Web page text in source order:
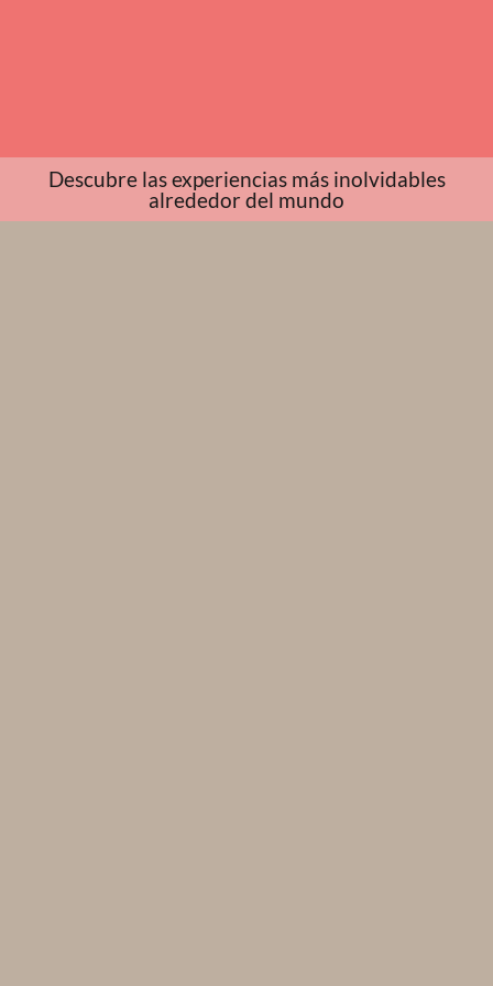
Descubre las experiencias más inolvidables
alrededor del mundo